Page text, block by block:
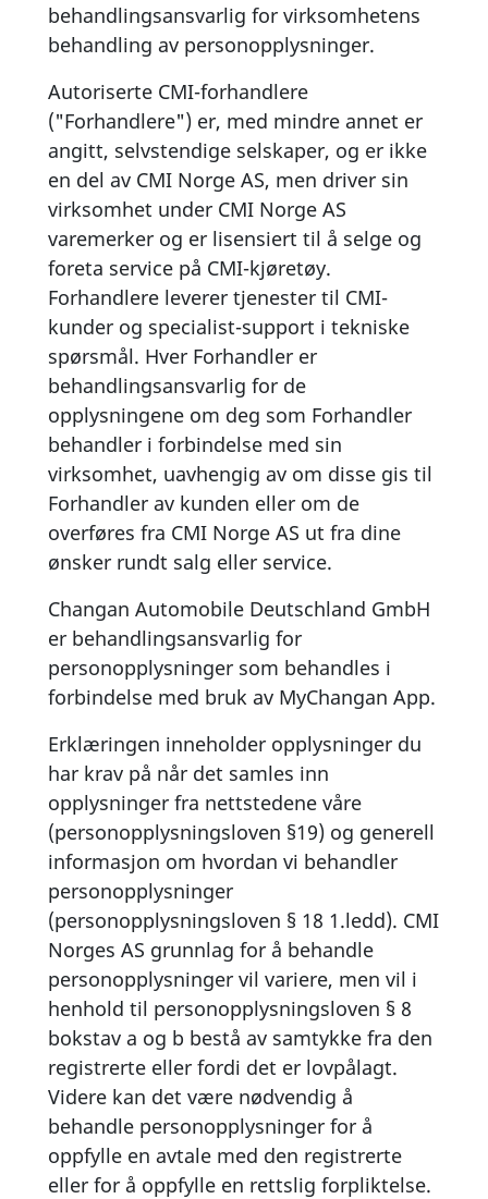
behandlingsansvarlig for virksomhetens
behandling av personopplysninger.
Autoriserte CMI-forhandlere
("Forhandlere") er, med mindre annet er
angitt, selvstendige selskaper, og er ikke
en del av CMI Norge AS, men driver sin
virksomhet under CMI Norge AS
varemerker og er lisensiert til å selge og
foreta service på CMI-kjøretøy.
Forhandlere leverer tjenester til CMI-
kunder og specialist-support i tekniske
spørsmål. Hver Forhandler er
behandlingsansvarlig for de
opplysningene om deg som Forhandler
behandler i forbindelse med sin
virksomhet, uavhengig av om disse gis til
Forhandler av kunden eller om de
overføres fra CMI Norge AS ut fra dine
ønsker rundt salg eller service.
Changan Automobile Deutschland GmbH
er behandlingsansvarlig for
personopplysninger som behandles i
forbindelse med bruk av MyChangan App.
Erklæringen inneholder opplysninger du
har krav på når det samles inn
opplysninger fra nettstedene våre
(personopplysningsloven §19) og generell
informasjon om hvordan vi behandler
personopplysninger
(personopplysningsloven § 18 1.ledd). CMI
Norges AS grunnlag for å behandle
personopplysninger vil variere, men vil i
henhold til personopplysningsloven § 8
bokstav a og b bestå av samtykke fra den
registrerte eller fordi det er lovpålagt.
Videre kan det være nødvendig å
behandle personopplysninger for å
oppfylle en avtale med den registrerte
eller for å oppfylle en rettslig forpliktelse.